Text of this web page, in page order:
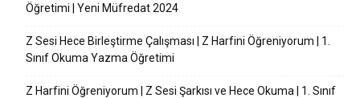
Öğretimi | Yeni Müfredat 2024
Z Sesi Hece Birleştirme Çalışması | Z Harfini Öğreniyorum | 1.
Sınıf Okuma Yazma Öğretimi
Z Harfini Öğreniyorum | Z Sesi Şarkısı ve Hece Okuma | 1. Sınıf